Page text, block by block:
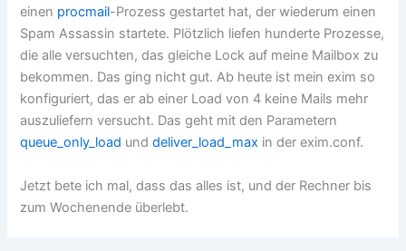
einen procmail-Prozess gestartet hat, der wiederum einen
Spam Assassin startete. Plötzlich liefen hunderte Prozesse,
die alle versuchten, das gleiche Lock auf meine Mailbox zu
bekommen. Das ging nicht gut. Ab heute ist mein exim so
konfiguriert, das er ab einer Load von 4 keine Mails mehr
auszuliefern versucht. Das geht mit den Parametern
queue_only_load unddeliver_load_max in der exim.conf.
Jetzt bete ich mal, dass das alles ist, und der Rechner bis
zum Wochenende überlebt.